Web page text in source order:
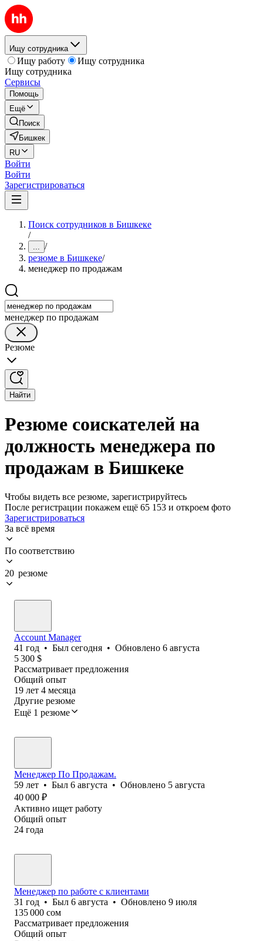
Ищу сотрудника
Ищу работу
Ищу сотрудника
Ищу сотрудника
Сервисы
Помощь
Ещё
Поиск
Бишкек
RU
Войти
Войти
Зарегистрироваться
Поиск сотрудников в Бишкеке
/
... /
резюме в Бишкеке/
менеджер по продажам
менеджер по продажам
Резюме
Найти
Резюме соискателей на
должность менеджера по
продажам в Бишкеке
Чтобы видеть все резюме, зарегистрируйтесь
После регистрации покажем ещё 65 153 и откроем фото
Зарегистрироваться
За всё время
По соответствию
20 резюме
Account Manager
41 год • Был сегодня • Обновлено 6 августа
5 300 $
Рассматривает предложения
Общий опыт
19 лет 4 месяца
Другие резюме
Ещё 1 резюме
Менеджер По Продажам.
59 лет • Был 6 августа • Обновлено 5 августа
40 000 ₽
Активно ищет работу
Общий опыт
24 года
Менеджер по работе с клиентами
31 год • Был 6 августа • Обновлено 9 июля
135 000 сом
Рассматривает предложения
Общий опыт